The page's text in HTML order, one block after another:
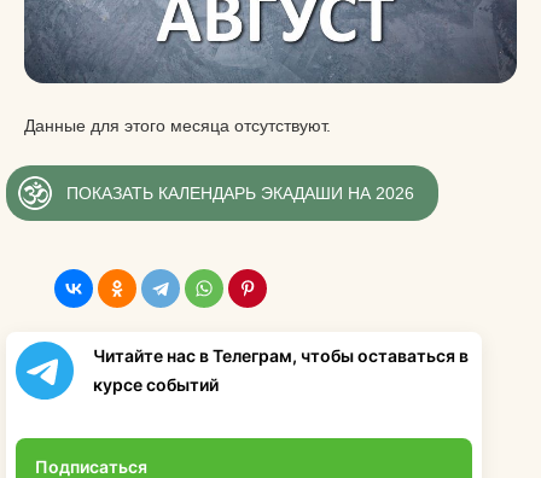
Данные для этого месяца отсутствуют.
ПОКАЗАТЬ КАЛЕНДАРЬ ЭКАДАШИ НА 2026
Читайте нас в Телеграм, чтобы оставаться в
курсе событий
Подписаться